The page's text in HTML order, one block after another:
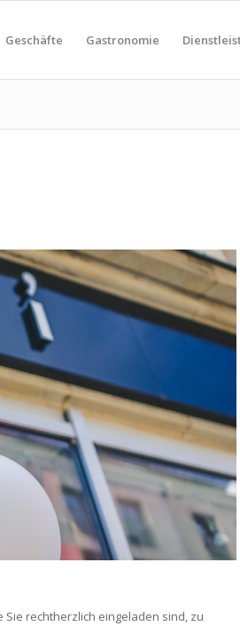
Geschäfte Gastronomie
Sie rechtherzlich eingeladen sind, zu